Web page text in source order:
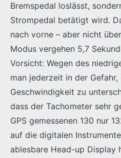
Bremspedal loslässt,
Strompedal betätigt wird.
nach vorne – aber nicht
Modus vergehen 5,7
Vorsicht: Wegen des
man jederzeit in der Gefahr,
Geschwindigkeit zu
dass der Tachometer sehr
GPS gemessenen 130 nur
auf die digitalen
ablesbare Head-up Display